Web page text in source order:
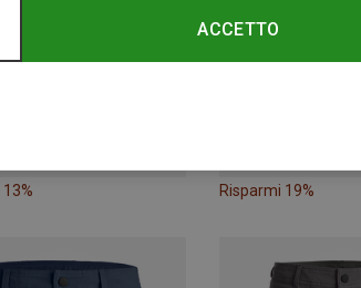
Risparmi 19%
ACCETTO